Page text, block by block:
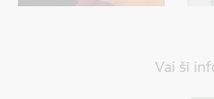
Vai šī